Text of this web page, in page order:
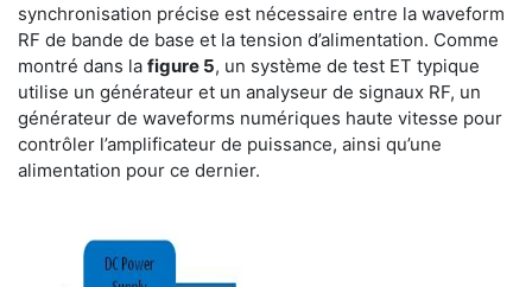
synchronisation précise est nécessaire entre la waveform
RF de bande de base et la tension d’alimentation. Comme
montré dans la figure 5, un système de test ET typique
utilise un générateur et un analyseur de signaux RF, un
générateur de waveforms numériques haute vitesse pour
contrôler l’amplificateur de puissance, ainsi qu’une
alimentation pour ce dernier.